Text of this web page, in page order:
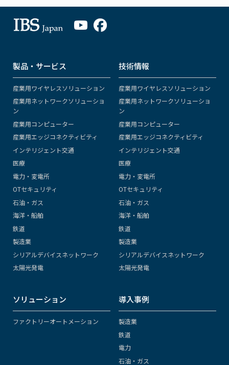
製品・サービス
産業用ワイヤレスソリューション
産業用ネットワークソリューショ
ン
産業用コンピューター
産業用エッジコネクティビティ
インテリジェント交通
医療
電力・変電所
OTセキュリティ
石油・ガス
海洋・船舶
鉄道
製造業
シリアルデバイスネットワーク
太陽光発電
技術情報
産業用ワイヤレスソリューション
産業用ネットワークソリューショ
ン
産業用コンピューター
産業用エッジコネクティビティ
インテリジェント交通
医療
電力・変電所
OTセキュリティ
石油・ガス
海洋・船舶
鉄道
製造業
シリアルデバイスネットワーク
太陽光発電
ソリューション
ファクトリーオートメーション
導入事例
製造業
鉄道
電力
石油・ガス